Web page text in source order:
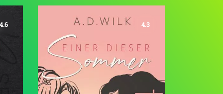
4.6 4.3